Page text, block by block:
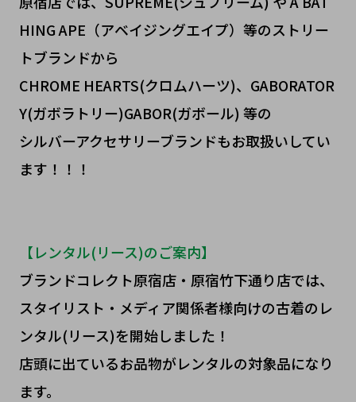
HING APE（アベイジングエイプ）等のストリー
トブランドから
CHROME HEARTS(クロムハーツ)、GABORATOR
Y(ガボラトリー)GABOR(ガボール) 等の
シルバーアクセサリーブランドもお取扱いしてい
ます！！！
【レンタル(リース)のご案内】
ブランドコレクト原宿店・原宿竹下通り店では、
スタイリスト・メディア関係者様向けの古着のレ
ンタル(リース)を開始しました！
店頭に出ているお品物がレンタルの対象品になり
ます。